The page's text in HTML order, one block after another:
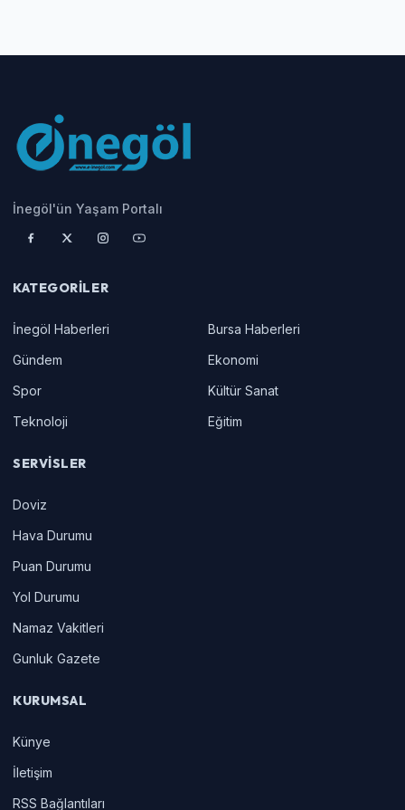
İnegöl'ün Yaşam Portalı
KATEGORILER
İnegöl Haberleri
Bursa Haberleri
Gündem
Ekonomi
Spor
Kültür Sanat
Teknoloji
Eğitim
SERVISLER
Doviz
Hava Durumu
Puan Durumu
Yol Durumu
Namaz Vakitleri
Gunluk Gazete
KURUMSAL
Künye
İletişim
RSS Bağlantıları